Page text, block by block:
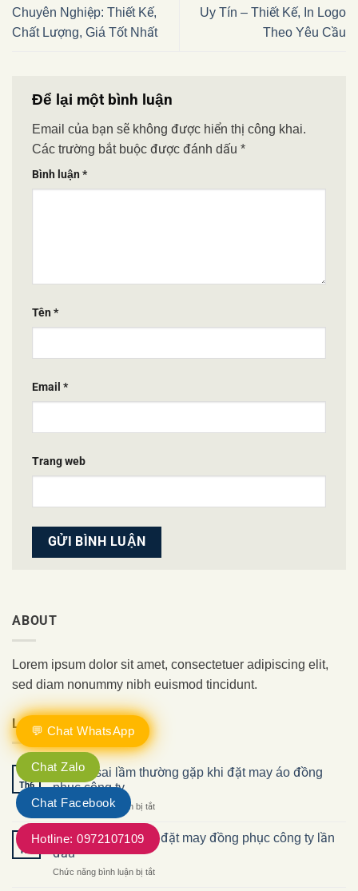
💬 Chat WhatsApp
Chat Zalo
Chat Facebook
Hotline: 0972107109
Chuyên Nghiệp: Thiết Kế,
Chất Lượng, Giá Tốt Nhất
Uy Tín – Thiết Kế, In Logo
Theo Yêu Cầu
Để lại một bình luận
Email của bạn sẽ không được hiển thị công khai.
Các trường bắt buộc được đánh dấu *
Bình luận *
Tên *
Email *
Trang web
ABOUT
Lorem ipsum dolor sit amet, consectetuer adipiscing elit,
sed diam nonummy nibh euismod tincidunt.
LATEST POSTS
17
Th6
Những sai lầm thường gặp khi đặt may áo đồng
phục công ty
Chức năng bình luận bị tắtở
sai
lầm
gặp
17
Th6
Checklist trước khi đặt may đồng phục công ty lần
đầu
Chức năng bình luận bị tắtở